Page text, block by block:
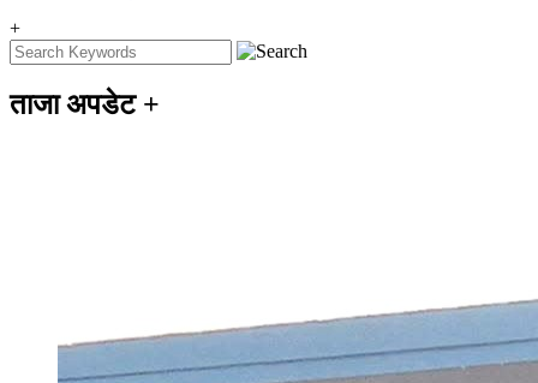
+
ताजा अपडेट +